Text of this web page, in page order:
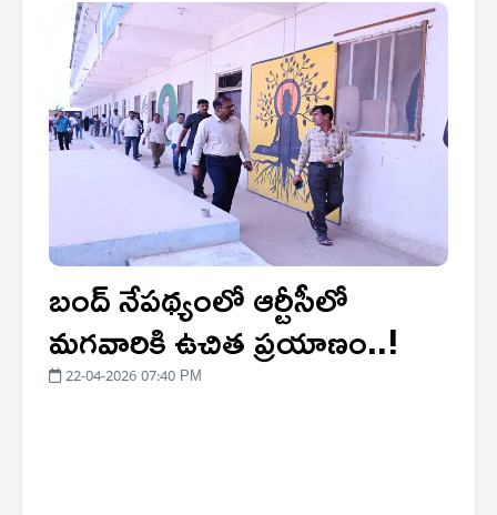
బంద్ నేపథ్యంలో ఆర్టీసీలో
మగవారికి ఉచిత ప్రయాణం..!
22-04-2026 07:40 PM